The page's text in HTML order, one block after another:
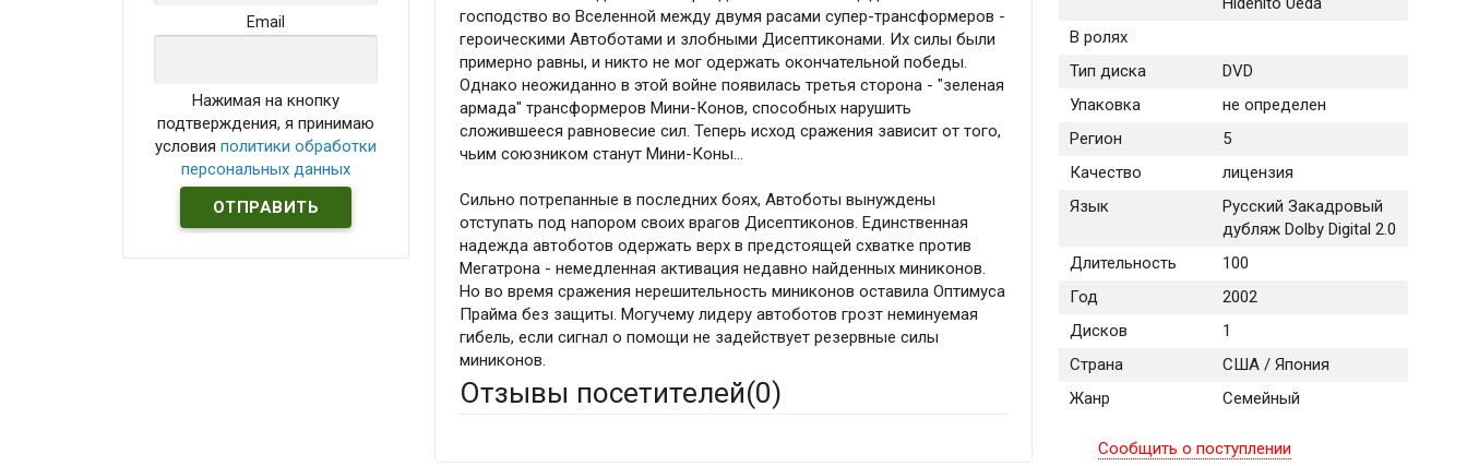
Email
Нажимая на кнопку
подтверждения, я принимаю
условияполитики обработки
персональных данных
В ролях
Тип диска
DVD
Упаковка
не определен
Регион
5
Качество
лицензия
Язык
Русский Закадровый
дубляж Dolby Digital 2.0
Длительность
100
Год
2002
Дисков
1
Страна
США / Япония
Жанр
Семейный
Сообщить о поступлении
господство во Вселенной между двумя расами супер-трансформеров -
героическими Автоботами и злобными Дисептиконами. Их силы были
примерно равны, и никто не мог одержать окончательной победы.
Однако неожиданно в этой войне появилась третья сторона - "зеленая
армада" трансформеров Мини-Конов, способных нарушить
сложившееся равновесие сил. Теперь исход сражения зависит от того,
чьим союзником станут Мини-Коны...
Сильно потрепанные в последних боях, Автоботы вынуждены
отступать под напором своих врагов Дисептиконов. Единственная
надежда автоботов одержать верх в предстоящей схватке против
Мегатрона - немедленная активация недавно найденных миниконов.
Но во время сражения нерешительность миниконов оставила Оптимуса
Прайма без защиты. Могучему лидеру автоботов грозт неминуемая
гибель, если сигнал о помощи не задействует резервные силы
миниконов.
Отзывы посетителей(0)